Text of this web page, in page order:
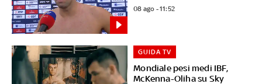
08 ago - 11:52
Mondiale pesi medi IBF,
McKenna-Oliha su Sky
GUIDA TV